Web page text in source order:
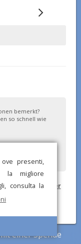
presenti,
la migliore
consulta la
bemerkt?
so schnell wie
– Zu Ihrer
einer Spende